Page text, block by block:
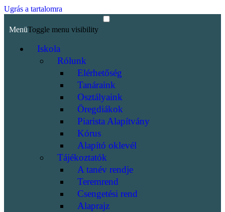
Ugrás a tartalomra
MenüToggle menu visibility
Iskola
Rólunk
Elérhetőség
Tanáraink
Osztályaink
Öregdiákok
Piarista Alapítvány
Kórus
Alapító oklevél
Tájékoztatók
A tanév rendje
Teremrend
Csengetési rend
Alaprajz